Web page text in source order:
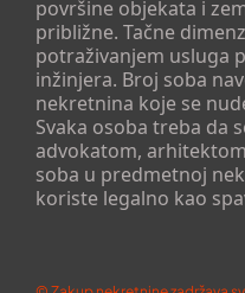
površine objekata i
približne. Tačne
potraživanjem usluga
inžinjera. Broj soba
nekretnina koje se
Svaka osoba treba da
advokatom,
soba u predmetnoj
koriste legalno kao